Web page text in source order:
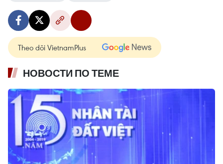
Theo dõi VietnamPlus
НОВОСТИ ПО ТЕМЕ